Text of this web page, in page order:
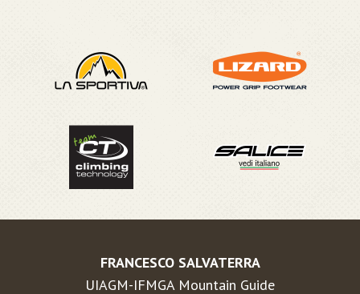
FRANCESCO SALVATERRA
UIAGM-IFMGA Mountain Guide